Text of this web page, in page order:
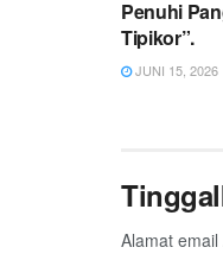
Penuhi
Tipikor”.
JUNI 15, 2026
Alamat